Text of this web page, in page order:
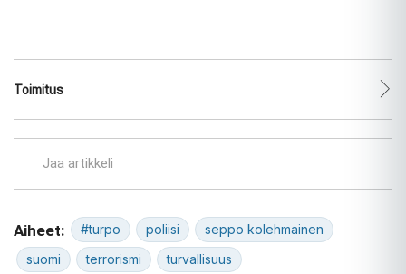
Toimitus
Jaa artikkeli
Aiheet: #turpo poliisi
seppo kolehmainen
suomi
terrorismi turvallisuus